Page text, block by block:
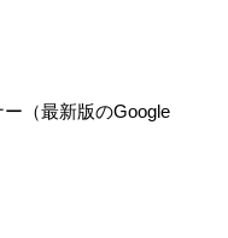
ー（最新版のGoogle